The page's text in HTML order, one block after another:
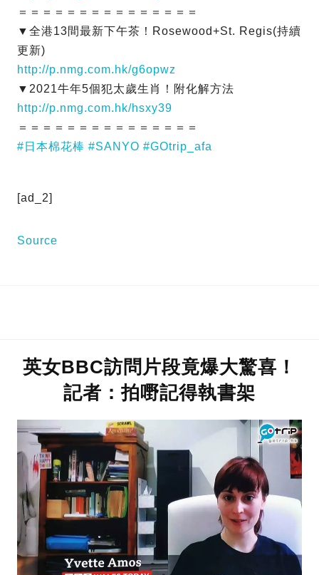
＝＝＝＝＝＝＝＝＝＝＝＝＝＝＝
▼全港13間最新下午茶！Rosewood+St. Regis(持續
更新)
http://p.nmg.com.hk/g6opwz
▼2021牛年5個犯太歲生肖！附化解方法
http://p.nmg.com.hk/hsxy39
＝＝＝＝＝＝＝＝＝＝＝＝＝＝＝
#日本棉花棒 #SANYO #GOtrip_afa
[ad_2]
Source
英女BBC訪問片段竟爆大驚喜！
記者：拍嘢記得執書架